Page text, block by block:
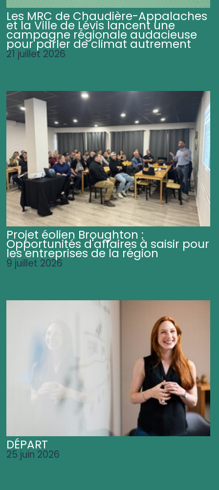
Les MRC de Chaudière-Appalaches
et la Ville de Lévis lancent une
campagne régionale audacieuse
pour parler de climat autrement
21 juillet 2026
Projet éolien Broughton :
Opportunités d'affaires à saisir pour
les entreprises de la région
9 juillet 2026
DÉPART
25 juin 2026